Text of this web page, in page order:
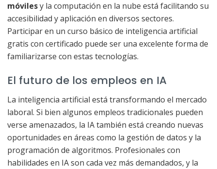
móvilesy la computación en la nube está facilitando su
accesibilidad y aplicación en diversos sectores.
Participar en un curso básico de inteligencia artificial
gratis con certificado puede ser una excelente forma de
familiarizarse con estas tecnologías.
El futuro de los empleos en IA
La inteligencia artificial está transformando el mercado
laboral. Si bien algunos empleos tradicionales pueden
verse amenazados, la IA también está creando nuevas
oportunidades en áreas como la gestión de datos y la
programación de algoritmos. Profesionales con
habilidades en IA son cada vez más demandados, y la